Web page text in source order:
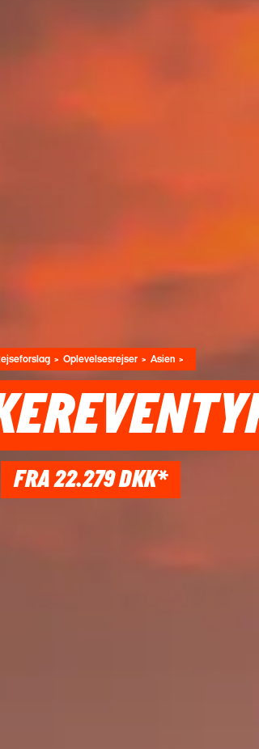
Oplevelsesrejser Asien
FRA 22.279 DKK*